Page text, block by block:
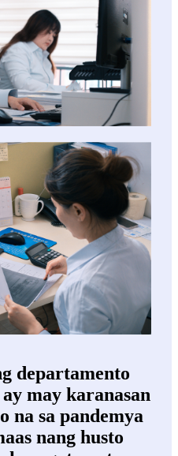
departamento
may karanasan
na sa pandemya
nang husto